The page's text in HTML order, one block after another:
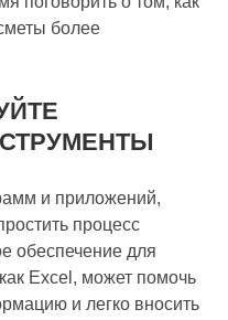
более
и приложений,
процесс
обеспечение для
Excel, может помочь
и легко вносить